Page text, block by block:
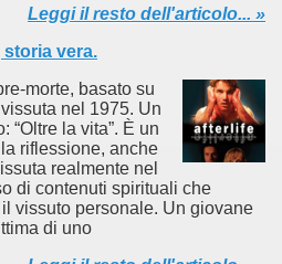
Leggi il resto dell'articolo... »
storia vera.
morte, basato su
nel 1975. Un
“Oltre la vita”. È un
riflessione, anche
realmente nel
di contenuti spirituali che
vissuto personale. Un giovane
di uno